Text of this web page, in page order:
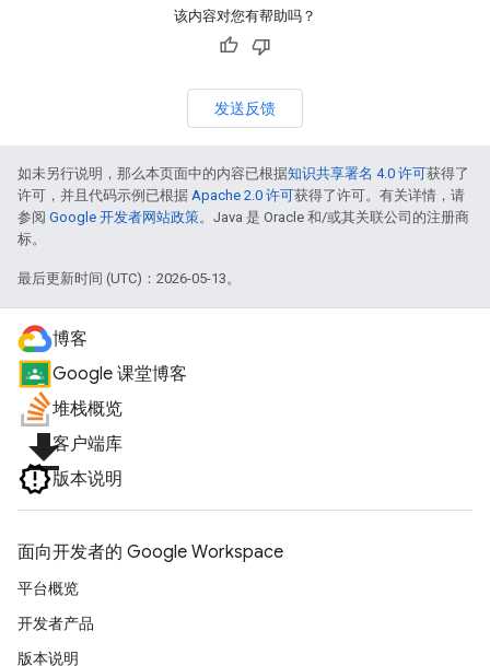
该内容对您有帮助吗？
发送反馈
如未另行说明，那么本页面中的内容已根据知识共享署名 4.0 许可获得了
许可，并且代码示例已根据 Apache 2.0 许可获得了许可。有关详情，请
参阅 Google 开发者网站政策。Java 是 Oracle 和/或其关联公司的注册商
标。
最后更新时间 (UTC)：2026-05-13。
博客
Google 课堂博客
堆栈概览
file_download客户端库
版本说明
面向开发者的 Google Workspace
平台概览
开发者产品
版本说明